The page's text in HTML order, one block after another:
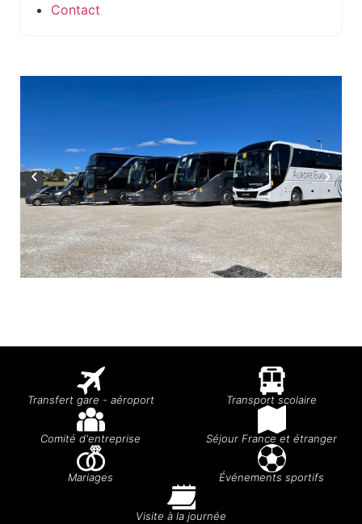
Contact
Transfert gare - aéroport Transport scolaire
Comité d'entreprise Séjour France et étranger
Mariages Événements sportifs
Visite à la journée